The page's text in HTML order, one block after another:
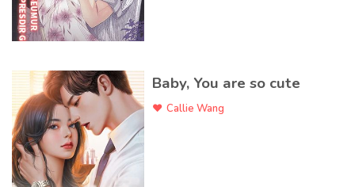
Baby, You are so cute
Callie Wang